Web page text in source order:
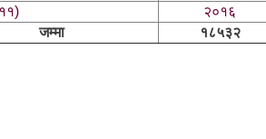
२०१६
जम्मा
१८५३२